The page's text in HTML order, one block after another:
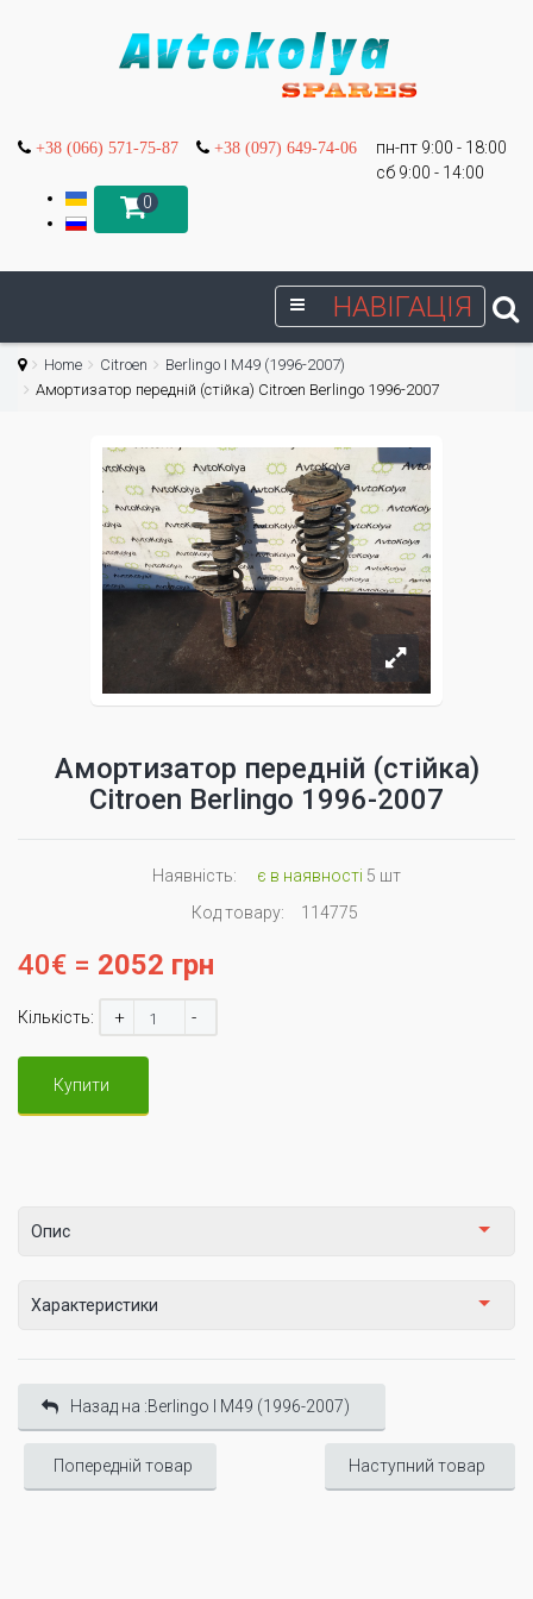
+38 (066) 571-75-87 +38 (097) 649-74-06
пн-пт 9:00 - 18:00
сб 9:00 - 14:00
0
НАВІГАЦІЯ
Home Citroen
Berlingo I М49 (1996-2007)
Амортизатор передній (стійка) Citroen Berlingo 1996-2007
Амортизатор передній (стійка)
Citroen Berlingo 1996-2007
Наявність: є в наявності 5 шт
Код товару:
114775
40€ = 2052 грн
Кількість: + -
Купити
Опис
Характеристики
Назад на :Berlingo I М49 (1996-2007)
Попередній товар Наступний товар